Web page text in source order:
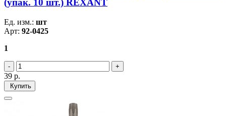
(упак. 10 шт.) REXANT
Ед. изм.: шт
Арт: 92-0425
1
39 р.
Купить